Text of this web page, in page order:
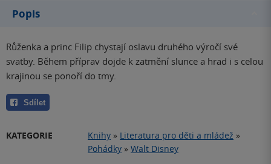
Popis
Růženka a princ Filip chystají oslavu druhého výročí své
svatby. Během příprav dojde k zatmění slunce a hrad i s celou
krajinou se ponoří do tmy.
Sdílet
KATEGORIE Knihy » Literatura pro děti a mládež »
Pohádky » Walt Disney